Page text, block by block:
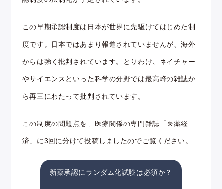
この早期承認制度は日本が世界に先駆けてはじめた制
度です。日本ではあまり報道されていませんが、海外
からは強く批判されています。とりわけ、ネイチャー
やサイエンスといった科学の分野では最高峰の雑誌か
ら再三にわたって批判されています。
この制度の問題点を、医療関係の専門雑誌「医薬経
済」に3回に分けて投稿しましたのでご覧ください。
新薬承認にランダム化試験は必須か？